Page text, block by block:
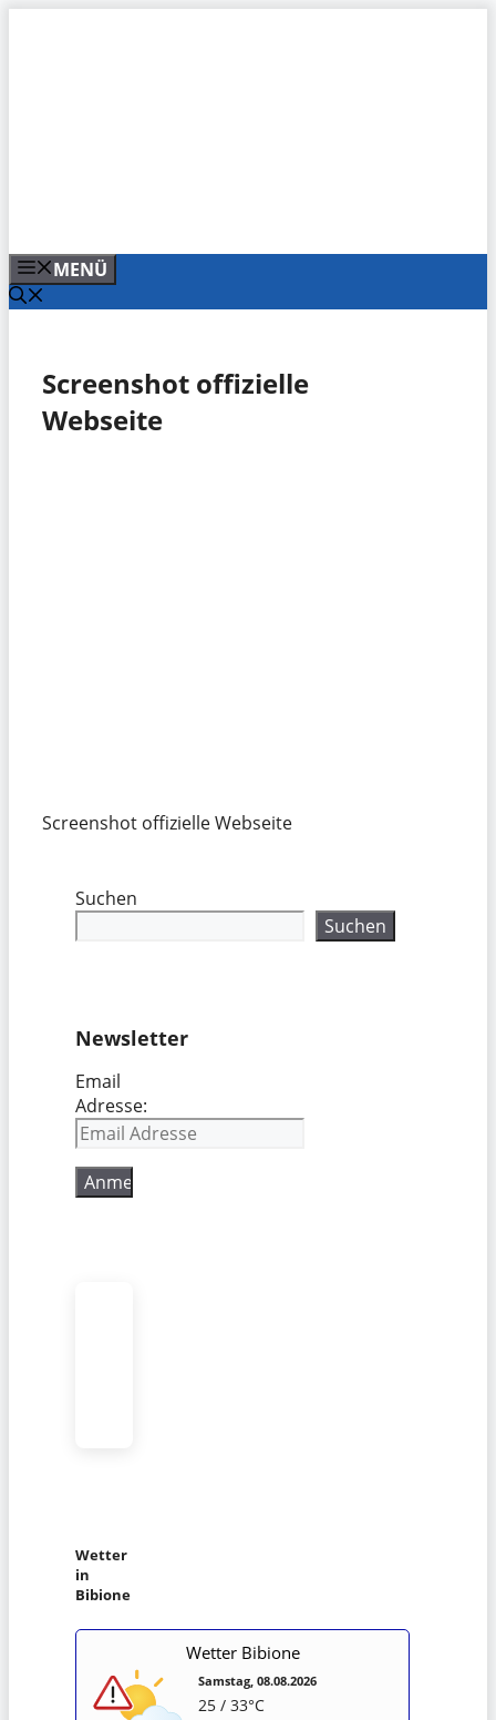
MENÜ
Screenshot offizielle
Webseite
Screenshot offizielle Webseite
Suchen
Suchen
Newsletter
Email
Adresse:
Wetter
in
Bibione
Wetter Bibione
Samstag, 08.08.2026
25 / 33°C